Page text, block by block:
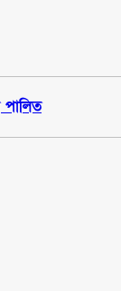
পালিত